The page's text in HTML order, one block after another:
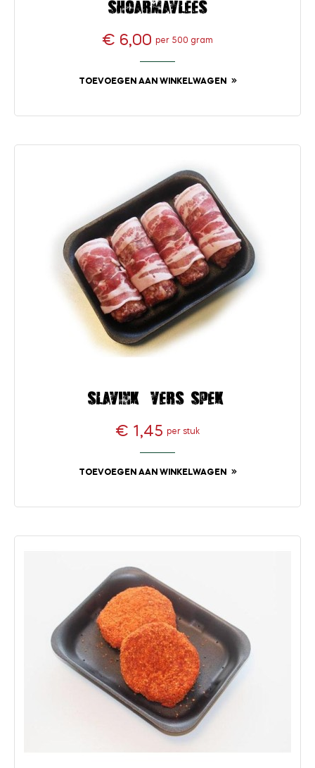
Shoarmavlees
Prijs
€ 6,00 per 500 gram
TOEVOEGEN AAN WINKELWAGEN
Slavink (vers spek)
Prijs
€ 1,45 per stuk
TOEVOEGEN AAN WINKELWAGEN